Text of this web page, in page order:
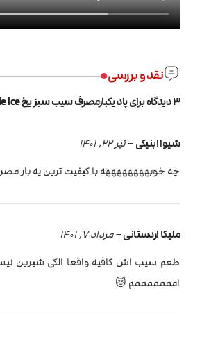
نقد و بررسی
3 دیدگاه برای پاد یکبارمصرف سیب سبز یخ BLVK ELLO Jollyapple ice
شیوا ابنیکی–تیر 22, 1401
چه خوبههههههههه با کیفیت ترین یه بار مصرفی بود که
ملیکا اردستانی– مرداد 7, 1401
طعم سیب اش کافیه واقعا الکی شیرین
امممممممم 😻